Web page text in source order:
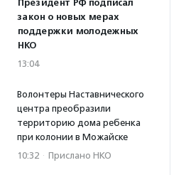
Президент РФ подписал
закон о новых мерах
поддержки молодежных
НКО
13:04
Волонтеры Наставнического
центра преобразили
территорию дома ребенка
при колонии в Можайске
10:32 · Прислано НКО